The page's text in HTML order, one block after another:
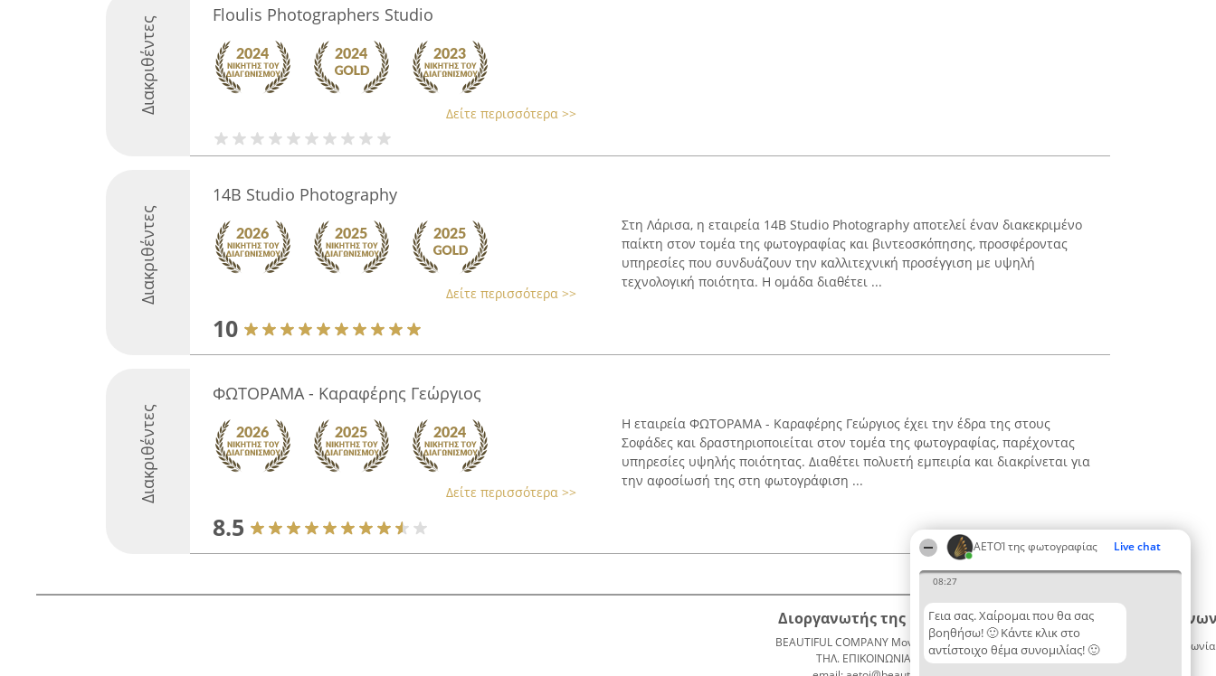
ΑΕΤΟΊ της φωτογραφίας Live chat
08:27
Γεια σας. Χαίρομαι που θα σας
βοηθήσω! 🙂 Κάντε κλικ στο
αντίστοιχο θέμα συνομιλίας! 🙂
Διακριθέντες
Floulis Photographers Studio
Δείτε περισσότερα >>
Διακριθέντες
14B Studio Photography
Δείτε περισσότερα >>
10
Στη Λάρισα, η εταιρεία 14B Studio Photography αποτελεί έναν διακεκριμένο
παίκτη στον τομέα της φωτογραφίας και βιντεοσκόπησης, προσφέροντας
υπηρεσίες που συνδυάζουν την καλλιτεχνική προσέγγιση με υψηλή
τεχνολογική ποιότητα. Η ομάδα διαθέτει ...
Διακριθέντες
ΦΩΤΟΡΑΜΑ - Καραφέρης Γεώργιος
Δείτε περισσότερα >>
8.5
Η εταιρεία ΦΩΤΟΡΑΜΑ - Καραφέρης Γεώργιος έχει την έδρα της στους
Σοφάδες και δραστηριοποιείται στον τομέα της φωτογραφίας, παρέχοντας
υπηρεσίες υψηλής ποιότητας. Διαθέτει πολυετή εμπειρία και διακρίνεται για
την αφοσίωσή της στη φωτογράφιση ...
Διοργανωτής της κατάταξης
BEAUTIFUL COMPANY Μονοπρόσωπη ΙΚΕ
ΤΗΛ. ΕΠΙΚΟΙΝΩΝΙΑΣ: 2104128019
Κατάταξη
Διακριθέντες
Λίστα
Επικοινωνία